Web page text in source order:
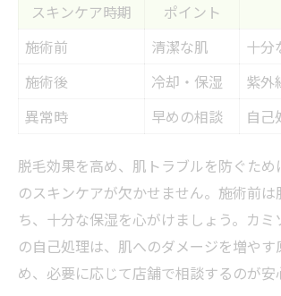
スキンケア時期 ポイント
施術前
清潔な肌
十分
施術後
冷却・保湿
紫外
異常時
早めの相談 自己
脱毛効果を高め、肌トラブルを防ぐた
のスキンケアが欠かせません。施術前
ち、十分な保湿を心がけましょう。カミ
の自己処理は、肌へのダメージを増やす
め、必要に応じて店舗で相談するのが安